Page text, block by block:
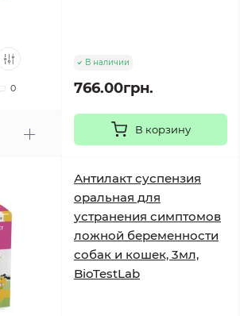
0
В наличии
766.00грн.
В корзину
Антилакт суспензия
оральная для
устранения симптомов
ложной беременности
собак и кошек, 3мл,
BioTestLab